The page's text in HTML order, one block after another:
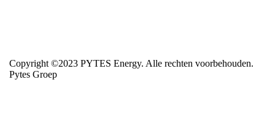
Copyright ©2023 PYTES Energy. Alle rechten voorbehouden.
Pytes Groep